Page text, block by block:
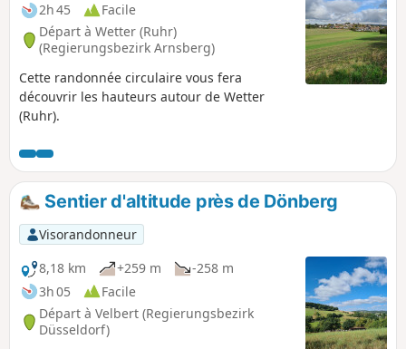
2h 45
Facile
Départ à Wetter (Ruhr)
(Regierungsbezirk Arnsberg)
Cette randonnée circulaire vous fera
découvrir les hauteurs autour de Wetter
(Ruhr).
Sentier d'altitude près de Dönberg
Visorandonneur
8,18 km
+259 m
-258 m
3h 05
Facile
Départ à Velbert (Regierungsbezirk
Düsseldorf)